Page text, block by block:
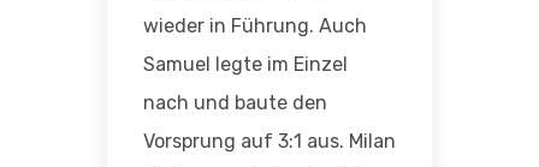
wieder in Führung. Auch
Samuel legte im Einzel
nach und baute den
Vorsprung auf 3:1 aus. Milan